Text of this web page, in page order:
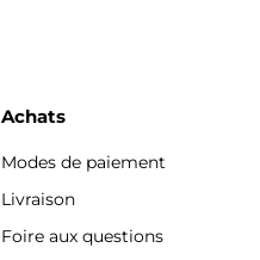
Achats
Modes de paiement
Livraison
Foire aux questions